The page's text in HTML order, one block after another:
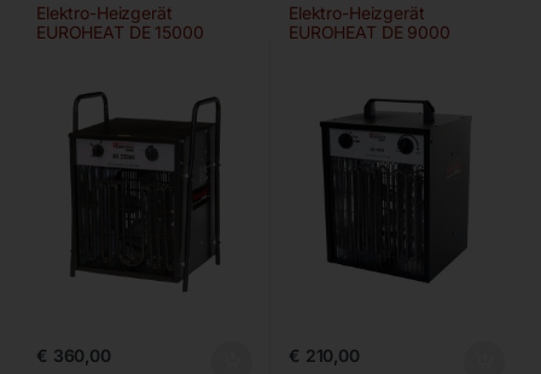
Elektro-Heizgerät
EUROHEAT DE 15000
€ 360,00
Elektro-Heizgerät
EUROHEAT DE 9000
€ 210,00